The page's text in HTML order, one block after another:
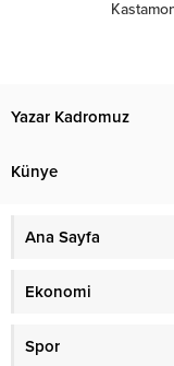
Yazar Kadromuz
Künye
Ana Sayfa
Ekonomi
Spor